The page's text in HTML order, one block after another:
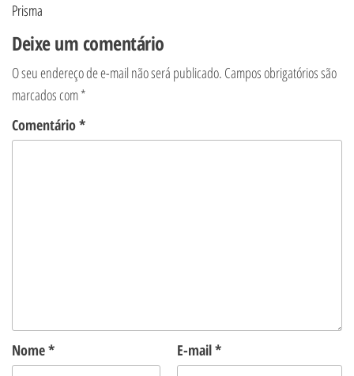
Prisma
Deixe um comentário
O seu endereço de e-mail não será publicado. Campos obrigatórios são
marcados com*
Comentário*
Nome* E-mail*